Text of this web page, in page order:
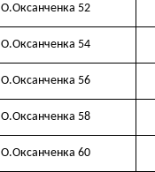
О.Оксанченка 52
О.Оксанченка 54
О.Оксанченка 56
О.Оксанченка 58
О.Оксанченка 60